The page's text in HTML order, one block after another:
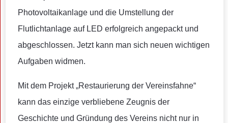
Photovoltaikanlage und die Umstellung der
Flutlichtanlage auf LED erfolgreich angepackt und
abgeschlossen. Jetzt kann man sich neuen wichtigen
Aufgaben widmen.
Mit dem Projekt „Restaurierung der Vereinsfahne“
kann das einzige verbliebene Zeugnis der
Geschichte und Gründung des Vereins nicht nur in